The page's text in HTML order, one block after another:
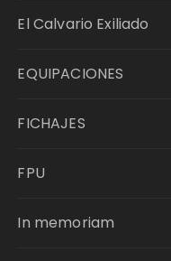
El Calvario Exiliado
EQUIPACIONES
FICHAJES
FPU
In memoriam